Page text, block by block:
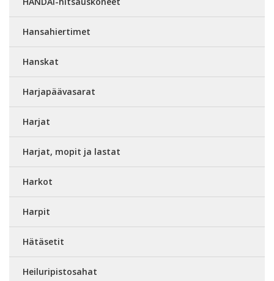
Hansahiertimet
Hanskat
Harjapäävasarat
Harjat
Harjat, mopit ja lastat
Harkot
Harpit
Hätäsetit
Heiluripistosahat